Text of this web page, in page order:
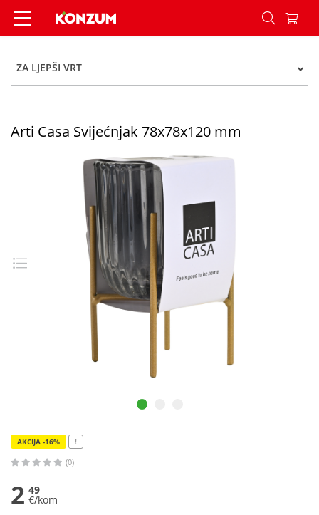
Arti Casa Svijećnjak 78x78x120 mm - Konzum
ZA LJEPŠI VRT
Arti Casa Svijećnjak 78x78x120 mm
AKCIJA -16% !
(0)
2 49
€/kom